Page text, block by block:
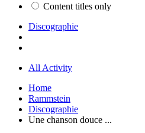
Content titles only
Discographie
All Activity
Home
Rammstein
Discographie
Une chanson douce ...